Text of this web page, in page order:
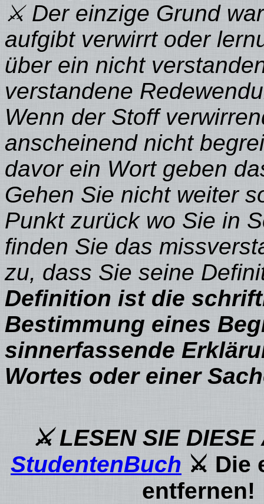
⚔ Der einzige Grund
aufgibt verwirrt oder
über ein nicht
verstandene
Wenn der Stoff
anscheinend nicht
davor ein Wort geben
Gehen Sie nicht weiter
Punkt zurück wo Sie in
finden Sie das
zu, dass Sie seine
Definition ist die
Bestimmung eines
sinnerfassende
Wortes oder einer
⚔ LESEN SIE
StudentenBuch ⚔ Die